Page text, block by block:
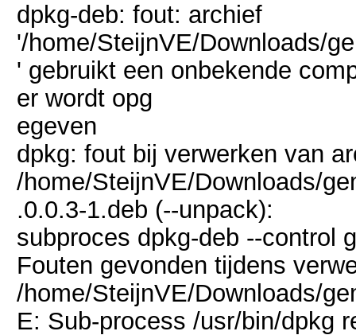
dpkg-deb: fout: archief
'/home/SteijnVE/Downloads/
' gebruikt een onbekende
er wordt opg
egeven
dpkg: fout bij verwerken van
/home/SteijnVE/Downloads/
.0.0.3-1.deb (--unpack):
subproces dpkg-deb --control
Fouten gevonden tijdens
/home/SteijnVE/Downloads/
E: Sub-process /usr/bin/dpkg